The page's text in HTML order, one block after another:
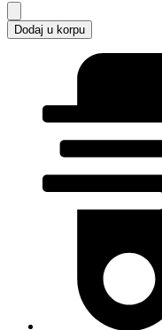
Dodaj u korpu